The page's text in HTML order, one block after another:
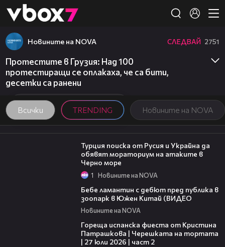
👾
Всички TRENDING Новините на NOVA
Новините на NOVA СЛЕДВАЙ 2751
Протестите в Грузия: Над 100
протестиращи се оплакаха, че са бити,
десетки са ранени
03:02
Турция поиска от Русия и Украйна да
обявят мораториум на атаките в
Черно море
1 Новините на NOVA
Бебе ламантин с дебют пред публика в
зоопарк в Южен Китай (ВИДЕО
Новините на NOVA
Гореща испанска фиеста от Кристина
Патрашкова | Черешката на тортата
| 27 юли 2026 | част 2